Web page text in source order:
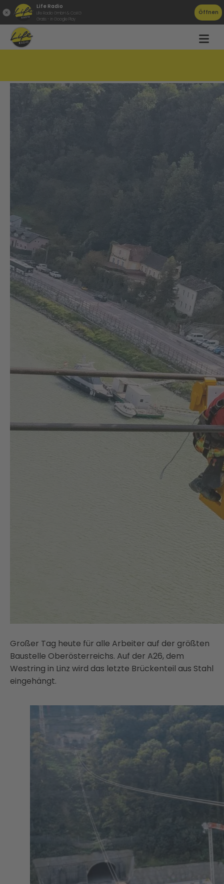
Life Radio
Life Radio GmbH & Co.KG
Gratis - in Google Play
Öffnen
Großer Tag heute für alle Arbeiter auf der größten
Baustelle Oberösterreichs. Auf der A26, dem
Westring in Linz wird das letzte Brückenteil aus Stahl
eingehängt.